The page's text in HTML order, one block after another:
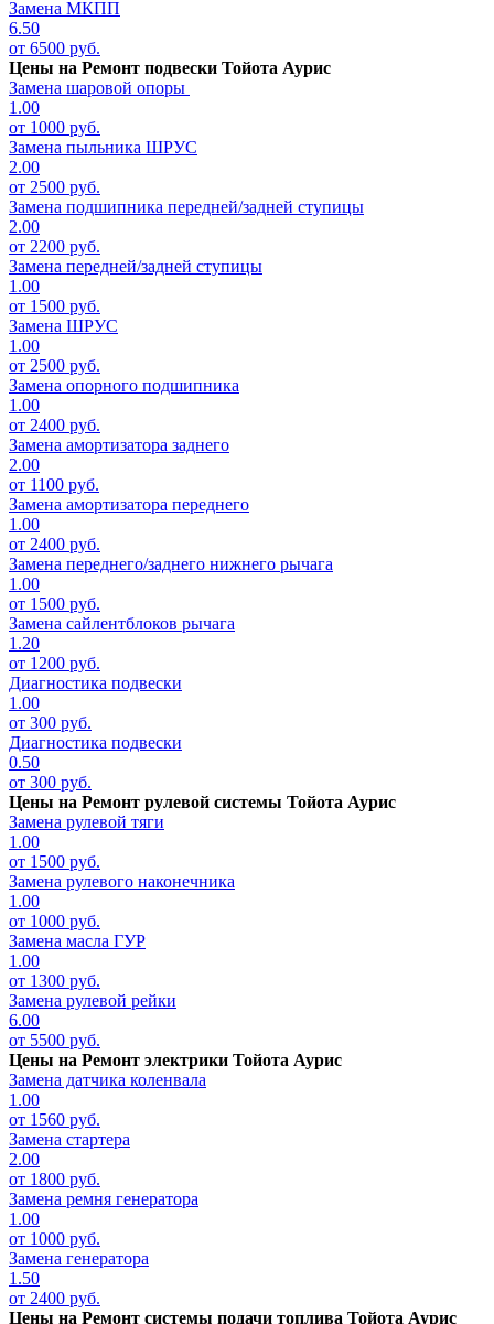
Замена МКПП
6.50
от 6500 руб.
Цены на Ремонт подвески Тойота Аурис
Замена шаровой опоры
1.00
от 1000 руб.
Замена пыльника ШРУС
2.00
от 2500 руб.
Замена подшипника передней/задней ступицы
2.00
от 2200 руб.
Замена передней/задней ступицы
1.00
от 1500 руб.
Замена ШРУС
1.00
от 2500 руб.
Замена опорного подшипника
1.00
от 2400 руб.
Замена амортизатора заднего
2.00
от 1100 руб.
Замена амортизатора переднего
1.00
от 2400 руб.
Замена переднего/заднего нижнего рычага
1.00
от 1500 руб.
Замена сайлентблоков рычага
1.20
от 1200 руб.
Диагностика подвески
1.00
от 300 руб.
Диагностика подвески
0.50
от 300 руб.
Цены на Ремонт рулевой системы Тойота Аурис
Замена рулевой тяги
1.00
от 1500 руб.
Замена рулевого наконечника
1.00
от 1000 руб.
Замена масла ГУР
1.00
от 1300 руб.
Замена рулевой рейки
6.00
от 5500 руб.
Цены на Ремонт электрики Тойота Аурис
Замена датчика коленвала
1.00
от 1560 руб.
Замена стартера
2.00
от 1800 руб.
Замена ремня генератора
1.00
от 1000 руб.
Замена генератора
1.50
от 2400 руб.
Цены на Ремонт системы подачи топлива Тойота Аурис